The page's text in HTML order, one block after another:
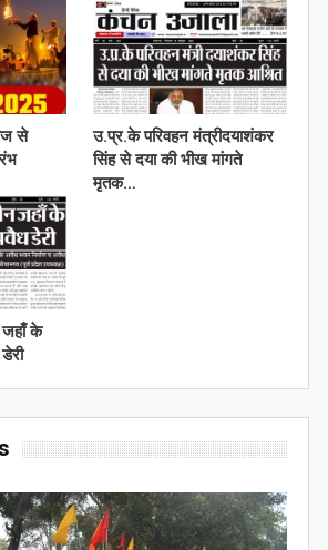
से
उ.प्र.के परिवहन मंत्रीदयाशंकर
सिंह से दया की भीख मांगते
मृतक…
के